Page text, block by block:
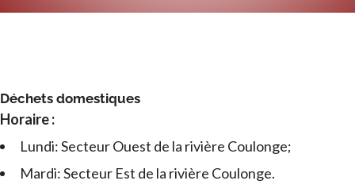
Déchets domestiques
Horaire :
Lundi: Secteur Ouest de la rivière Coulonge;
Mardi: Secteur Est de la rivière Coulonge.